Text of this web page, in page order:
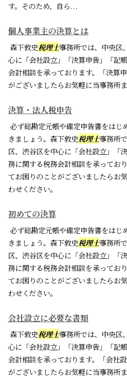
す。そのため、自ら...
個人事業主の決算とは
森下敦史税理士事務所では、中央区
心に「会社設立」「決算申告」「記
会計相談を承っております。「決算
がございましたらお気軽に当事務所
決算・法人税申告
必ず総勘定元帳や確定申告書をはじ
きましょう。森下敦史税理士事務所
区、渋谷区を中心に「会社設立」「
務に関する税務会計相談を承ってお
てお困りのことがございましたらお
わせください。
初めての決算
必ず総勘定元帳や確定申告書をはじ
きましょう。森下敦史税理士事務所
区、渋谷区を中心に「会社設立」「
務に関する税務会計相談を承ってお
てお困りのことがございましたらお
わせください。
会社設立に必要な書類
森下敦史税理士事務所では、中央区
心に「会社設立」「決算申告」「記
会計相談を承っております。「会社
がございましたらお気軽に当事務所